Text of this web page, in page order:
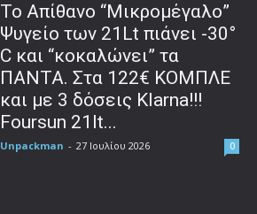
Το Απίθανο “Μικρομέγαλο”
Ψυγείο των 21Lt πιάνει -30°
C και “κοκαλώνει” τα
ΠΑΝΤΑ. Στα 122€ ΚΟΜΠΛΕ
και με 3 δόσεις Klarna!!!
Foursun 21lt...
Unpackman - 27 Ιουλίου 2026 0